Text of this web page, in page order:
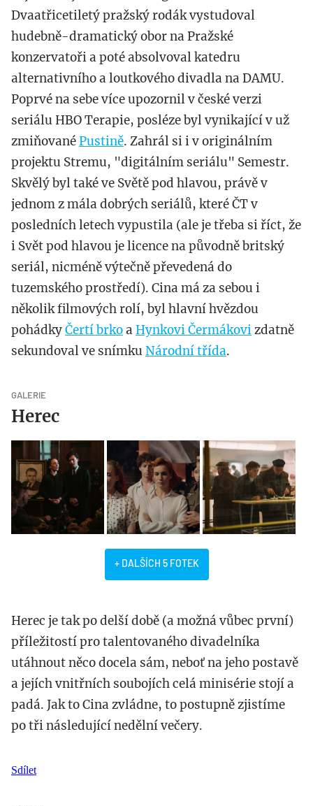
Dvaatřicetiletý pražský rodák vystudoval
hudebně-dramatický obor na Pražské
konzervatoři a poté absolvoval katedru
alternativního a loutkového divadla na DAMU.
Poprvé na sebe více upozornil v české verzi
seriálu HBO Terapie, posléze byl vynikající v už
zmiňovanéPustině. Zahrál si i v originálním
projektu Stremu, "digitálním seriálu" Semestr.
Skvělý byl také ve Světě pod hlavou, právě v
jednom z mála dobrých seriálů, které ČT v
posledních letech vypustila (ale je třeba si říct, že
i Svět pod hlavou je licence na původně britský
seriál, nicméně výtečně převedená do
tuzemského prostředí). Cina má za sebou i
několik filmových rolí, byl hlavní hvězdou
pohádkyČertí brkoa Hynkovi Čermákovizdatně
sekundoval ve snímku Národní třída.
GALERIE
Herec
+ DALŠÍCH 5 FOTEK
Herec je tak po delší době (a možná vůbec první)
příležitostí pro talentovaného divadelníka
utáhnout něco docela sám, neboť na jeho postavě
a jejích vnitřních soubojích celá minisérie stojí a
padá. Jak to Cina zvládne, to postupně zjistíme
po tři následující nedělní večery.
Sdílet